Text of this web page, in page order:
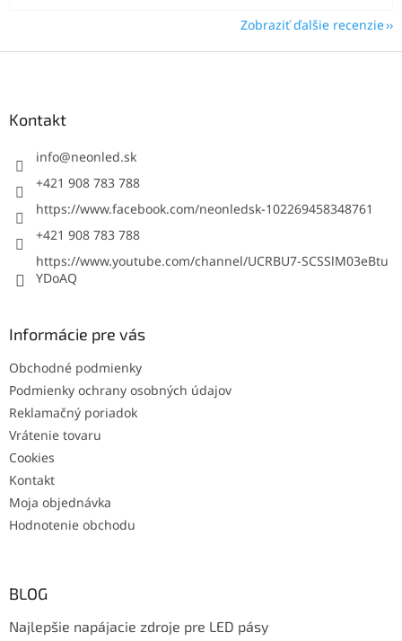
Zobraziť ďalšie recenzie
Kontakt
info@neonled.sk
+421 908 783 788
https://www.facebook.com/neonledsk-102269458348761
+421 908 783 788
https://www.youtube.com/channel/UCRBU7-SCSSlM03eBtu
YDoAQ
Informácie pre vás
Obchodné podmienky
Podmienky ochrany osobných údajov
Reklamačný poriadok
Vrátenie tovaru
Cookies
Kontakt
Moja objednávka
Hodnotenie obchodu
BLOG
Najlepšie napájacie zdroje pre LED pásy